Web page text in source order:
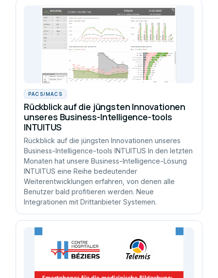
PACS/MACS
Rückblick auf die jüngsten Innovationen
unseres Business-Intelligence-tools
INTUITUS
Rückblick auf die jüngsten Innovationen unseres
Business-Intelligence-tools INTUITUS In den letzten
Monaten hat unsere Business-Intelligence-Lösung
INTUITUS eine Reihe bedeutender
Weiterentwicklungen erfahren, von denen alle
Benutzer bald profitieren werden. Neue
Integrationen mit Drittanbieter Systemen.